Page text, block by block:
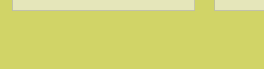
mirabelle de Lorraine : la mirabelle est une
prunes